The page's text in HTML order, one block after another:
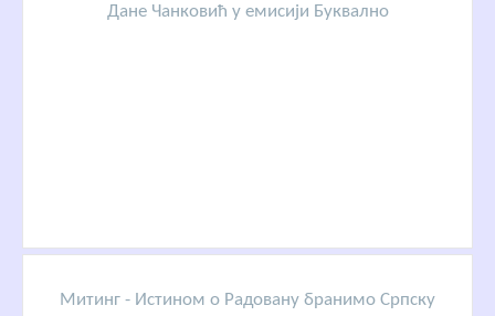
Дане Чанковић у емисији Буквално
Митинг - Истином о Радовану бранимо Српску